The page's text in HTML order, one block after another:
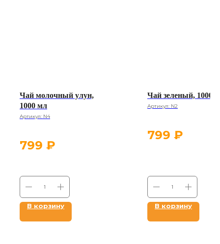
Чай молочный улун,
1000 мл
Артикул: N4
799 ₽
В корзину
Чай зеленый, 1000
Артикул: N2
799 ₽
В корзину